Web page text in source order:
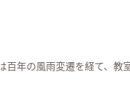
年の風雨変遷を経て、教